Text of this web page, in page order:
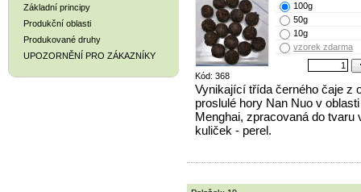
Základní principy
Produkční oblasti
Produkované druhy
UPOZORNĚNÍ PRO ZÁKAZNÍKY
Kód: 368
100g
50g
10g
vzorek zdarma
Vynikající třída černého čaje z
proslulé hory Nan Nuo v oblasti
Menghai, zpracovaná do tvaru
kuliček - perel.